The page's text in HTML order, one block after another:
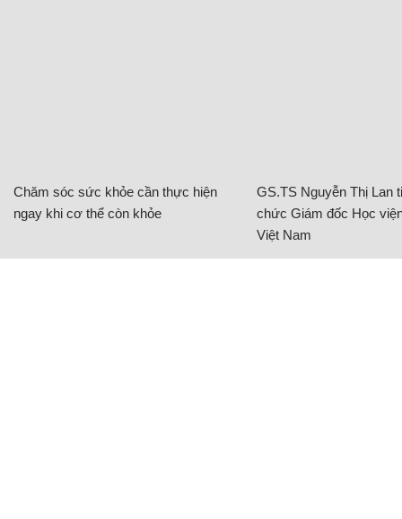
Chăm sóc sức khỏe cần thực hiện
ngay khi cơ thể còn khỏe
GS.TS Nguyễn Thị Lan
chức Giám đốc Học
Việt Nam